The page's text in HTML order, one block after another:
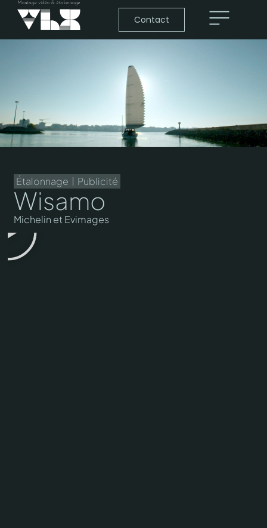
Contact
Étalonnage Publicité
Wisamo
Michelin et Evimages